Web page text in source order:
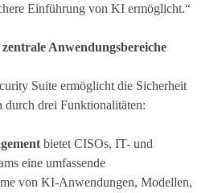
Einführung von KI ermöglicht.“
Anwendungsbereiche
Suite ermöglicht die Sicherheit
drei Funktionalitäten:
bietet CISOs, IT- und
eine umfassende
von KI-Anwendungen, Modellen,